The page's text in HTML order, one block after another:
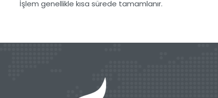
İşlem genellikle kısa sürede tamamlanır.